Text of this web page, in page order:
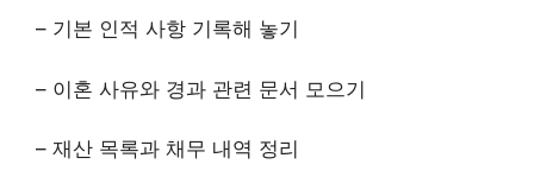
– 기본 인적 사항 기록해 놓기
– 이혼 사유와 경과 관련 문서 모으기
– 재산 목록과 채무 내역 정리